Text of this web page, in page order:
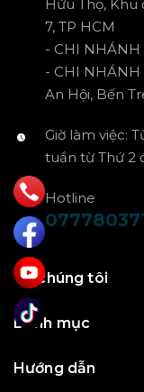
Hữu Thọ, Khu
7, TP HCM
- CHI NHÁNH
- CHI
An Hội, Bến
Giờ làm việc:
tuần từ Thứ 2
Hotline
Về chúng tôi
Danh mục
Hướng dẫn